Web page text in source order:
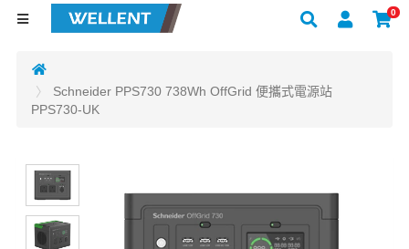
0
Schneider PPS730 738Wh OffGrid 便攜式電源站
PPS730-UK